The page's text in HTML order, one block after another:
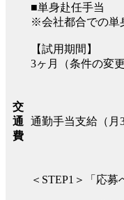
■単身赴任手当
※会社都合での単
【試用期間】
3ヶ月（条件の変更
交
通
費
通勤手当支給（月
＜STEP1＞「応